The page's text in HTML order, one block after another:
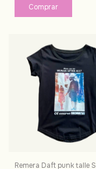
Remera Daft punk talle S